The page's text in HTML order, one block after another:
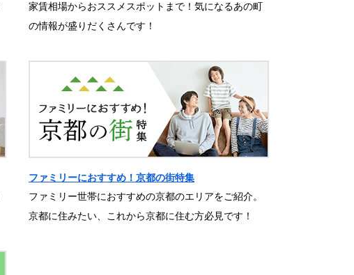
家賃相場からおススメスポットまで！気になるあの町
の情報が盛りだくさんです！
ファミリーにおすすめ！京都の街特集
ファミリー世帯におすすめの京都のエリアをご紹介。
京都に住みたい、これから京都に住む方必見です！